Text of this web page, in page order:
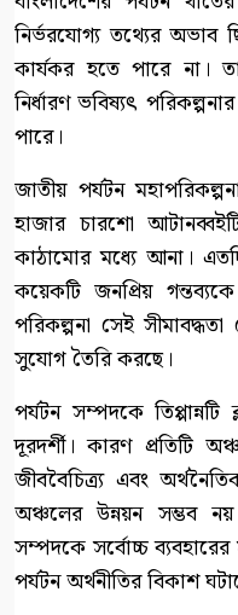
নির্ভরযোগ্য তথ্যের অভাব
কার্যকর হতে পারে না।
নির্ধারণ ভবিষ্যৎ
পারে।
জাতীয় পর্যটন
হাজার চারশো
কাঠামোর মধ্যে আনা।
কয়েকটি জনপ্রিয়
পরিকল্পনা সেই
সুযোগ তৈরি করছে।
পর্যটন সম্পদকে
দূরদর্শী। কারণ প্রতিটি
জীববৈচিত্র্য এবং
অঞ্চলের উন্নয়ন সম্ভব নয়।
সম্পদকে সর্বোচ্চ
পর্যটন অর্থনীতির বিকাশ